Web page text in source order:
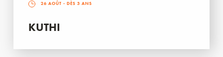
26 AOÛT - DÈS 3 ANS
KUTHI